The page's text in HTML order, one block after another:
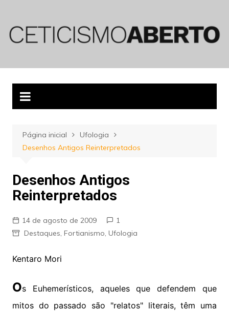
conteúdo
Página inicial
Ufologia
Desenhos Antigos Reinterpretados
Desenhos Antigos
Reinterpretados
14 de agosto de 2009
1
Destaques Fortianismo Ufologia
Kentaro Mori
Os Euhemerísticos, aqueles que defendem que
mitos do passado são "relatos" literais, têm uma